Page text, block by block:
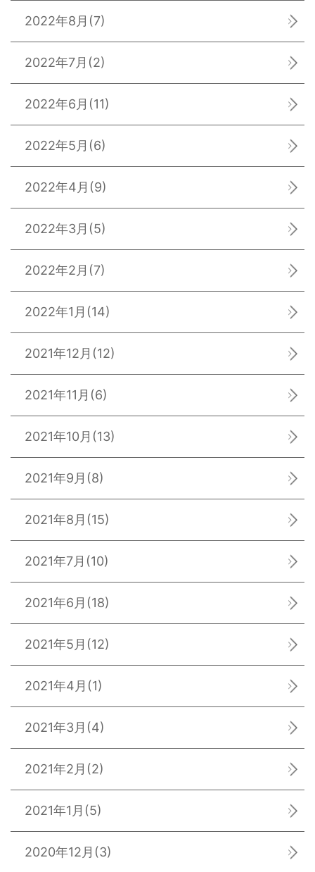
2022年8月 (7)
2022年7月 (2)
2022年6月 (11)
2022年5月 (6)
2022年4月 (9)
2022年3月 (5)
2022年2月 (7)
2022年1月 (14)
2021年12月 (12)
2021年11月 (6)
2021年10月 (13)
2021年9月 (8)
2021年8月 (15)
2021年7月 (10)
2021年6月 (18)
2021年5月 (12)
2021年4月 (1)
2021年3月 (4)
2021年2月 (2)
2021年1月 (5)
2020年12月 (3)